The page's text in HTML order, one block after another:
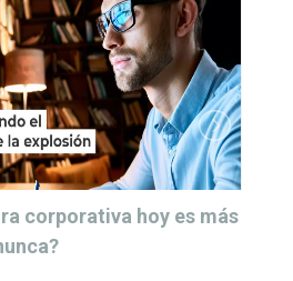
no debería fichar a
por la Cultura